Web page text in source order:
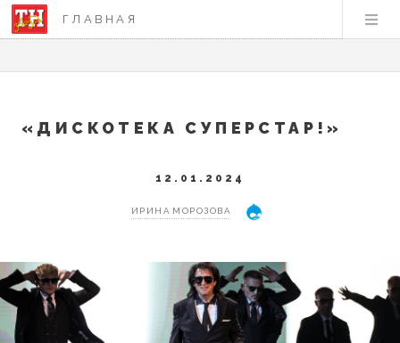
ГЛАВНАЯ
«ДИСКОТЕКА СУПЕРСТАР!»
12.01.2024
ИРИНА МОРОЗОВА